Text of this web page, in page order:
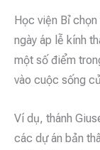
Học viện Bỉ
ngày áp lễ kính
một số điểm
vào cuộc sống
Ví dụ, thánh
các dự án bản